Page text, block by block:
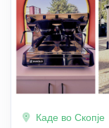
Каде во Скопје